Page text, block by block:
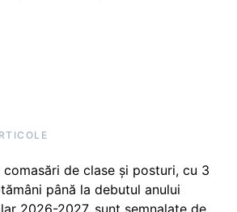
comasări de clase și posturi, cu 3
până la debutul anului
2026-2027, sunt semnalate de